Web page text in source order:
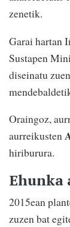
zenetik.
Garai hartan
Sustapen
diseinatu
Oraingoz,
aurreikusten
hiriburura.
Ehunka
2015ean
zuzen bat